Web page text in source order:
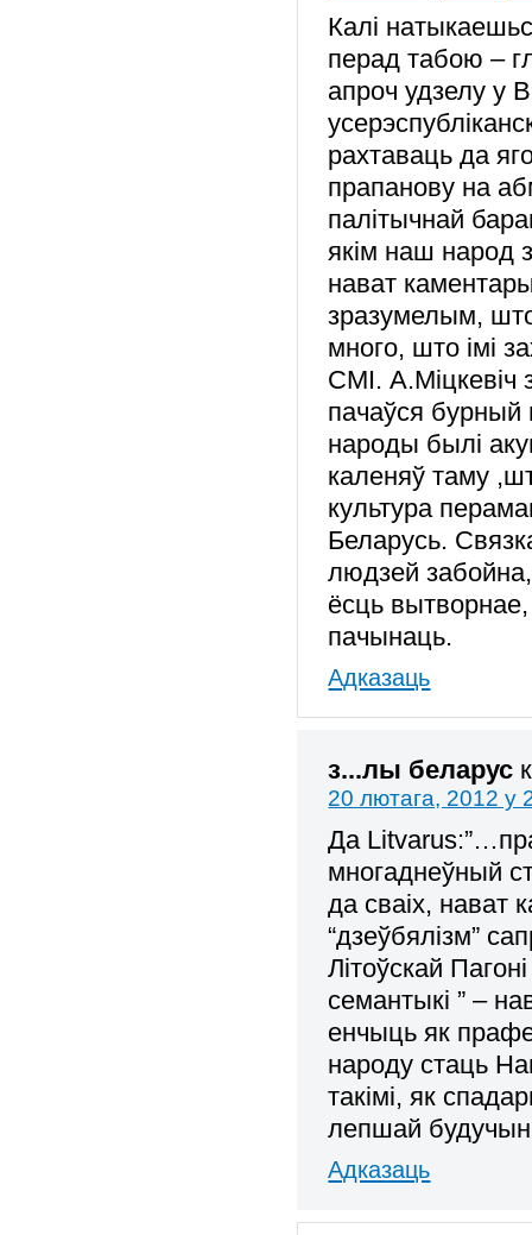
Калі
перад табою –
апроч удзелу у
рахтаваць да
прапанову на
палітычнай
якім наш народ
нават
зразумелым,
много, што імі
СМІ. А.Міцкевіч
пачаўся бурный
народы былі
каленяў таму
культура
Беларусь.
людзей
ёсць вытворнае,
пачынаць.
Адказаць
з...лы беларус
20 лютага, 2012 у
Да
многаднеўный
да сваіх, нават
“дзеўбялізм”
Літоўскай
семантыкі ” –
енчыць як
народу стаць
такімі, як
лепшай
Адказаць